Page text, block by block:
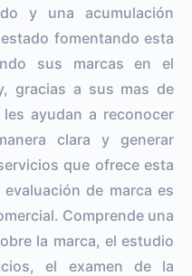
y una acumulación
fomentando esta
sus marcas en el
gracias a sus mas de
ayudan a reconocer
clara y generar
que ofrece esta
de marca es
Comprende una
la marca, el estudio
el examen de la